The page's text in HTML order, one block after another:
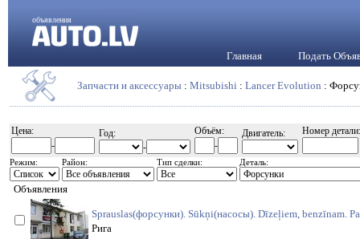
объявления
Главная Подать
Запчасти и аксессуары : Mitsubishi : Lancer Evolution :
Цена:
-
Год:
-
Объём:
-
Двигатель: Номер детали:
Режим: Район: Тип сделки: Деталь:
Объявления
Sprauslas(форсунки). Sūkņi(насосы). Dīzeļiem, benzīnam.
Рига